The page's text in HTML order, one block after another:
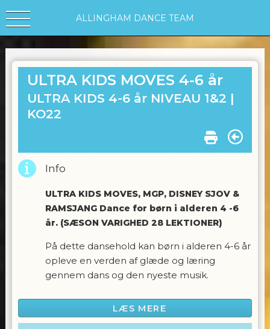
ALLINGHAM DANCE TEAM
ULTRA KIDS MOVES 4-6 år
ULTRA KIDS 4-6 år NIVEAU 1&2 |
KO22
Info
ULTRA KIDS MOVES, MGP, DISNEY SJOV &
RAMSJANG Dance for børn i alderen 4 -6
år. (SÆSON VARIGHED 28 LEKTIONER)
På dette dansehold kan børn i alderen 4-6 år
opleve en verden af glæde og læring
gennem dans og den nyeste musik.
Via bevægelse og musik styrkes børnenes
motorik og rytmeforståelse på en sjov og
LÆS MERE